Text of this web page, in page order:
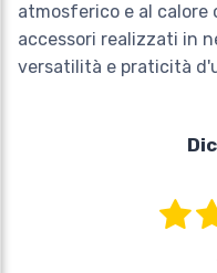
atmosferico e al
accessori realizzati in
versatilità e praticità